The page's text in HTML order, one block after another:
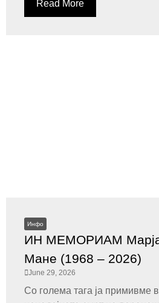
Read More
Инфо
ИН МЕМОРИАМ
Мане (1968 – 2026)
June 29, 2026
Со голема тага ја примивме